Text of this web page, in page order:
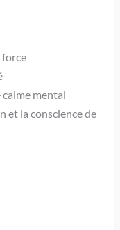
mental
et la conscience de